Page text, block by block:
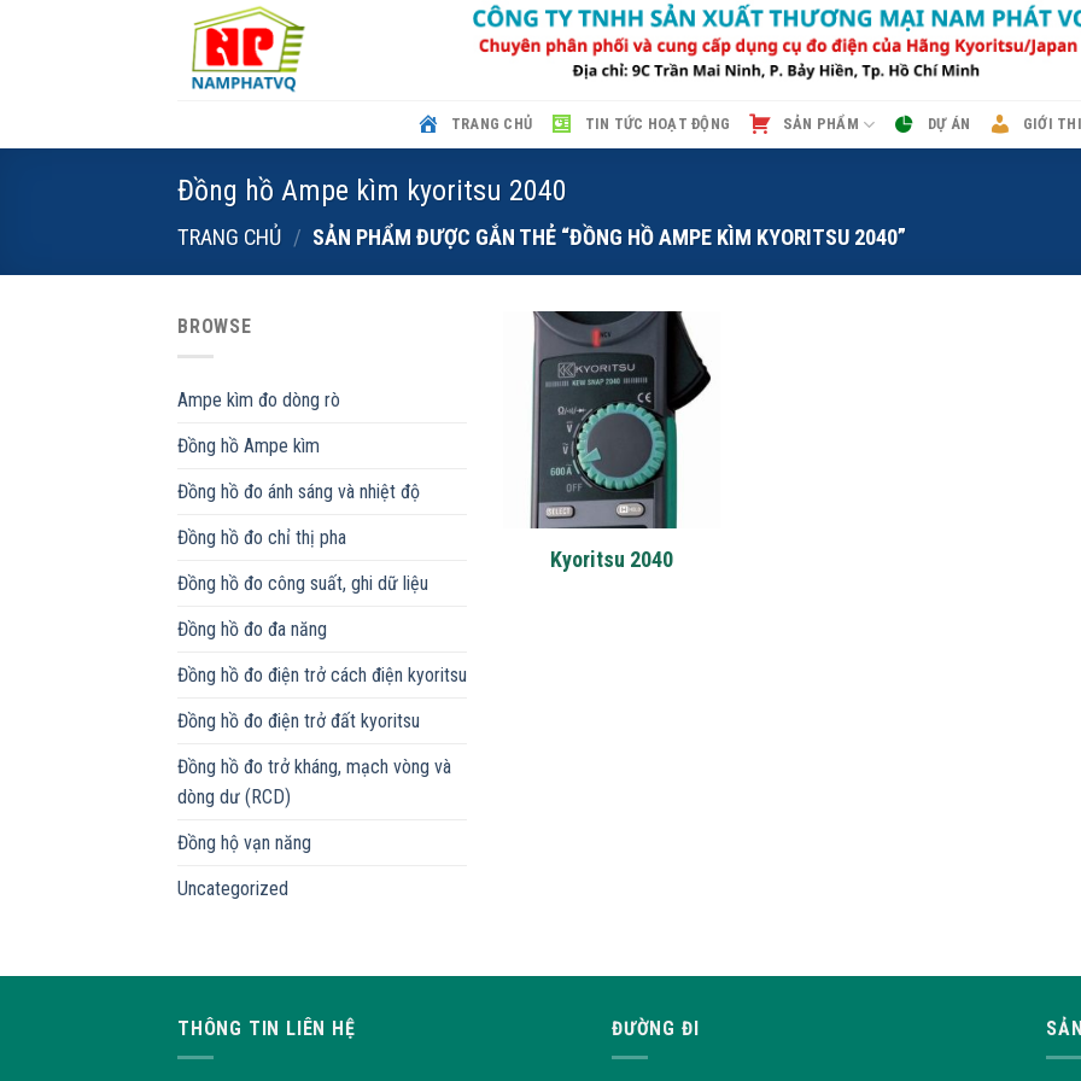
TRANG CHỦ TIN TỨC HOẠT ĐỘNG SẢN PHẨM DỰ ÁN GIỚI
Đồng hồ Ampe kìm kyoritsu 2040
TRANG CHỦ / SẢN PHẨM ĐƯỢC GẮN THẺ “ĐỒNG HỒ AMPE KÌM KYORITSU 2040”
BROWSE
Ampe kìm đo dòng rò
Đồng hồ Ampe kìm
Đồng hồ đo ánh sáng và nhiệt độ
Đồng hồ đo chỉ thị pha
Đồng hồ đo công suất, ghi dữ liệu
Đồng hồ đo đa năng
Đồng hồ đo điện trở cách điện kyoritsu
Đồng hồ đo điện trở đất kyoritsu
Đồng hồ đo trở kháng, mạch vòng và
dòng dư (RCD)
Đồng hộ vạn năng
Uncategorized
Kyoritsu 2040
THÔNG TIN LIÊN HỆ ĐƯỜNG ĐI